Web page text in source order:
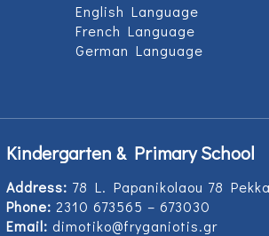
English Language
French Language
German Language
Kindergarten & Primary School
Address: 78 L. Papanikolaou 78
Phone: 2310 673565 – 673030
Email: dimotiko@fryganiotis.gr